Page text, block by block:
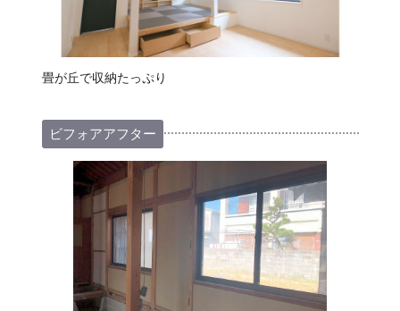
畳が丘で収納たっぷり
ビフォアアフター